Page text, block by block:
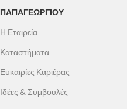
ΠΑΠΑΓΕΩΡΓΊΟΥ
Η Εταιρεία
Καταστήματα
Ευκαιρίες Καριέρας
Ιδέες & Συμβουλές